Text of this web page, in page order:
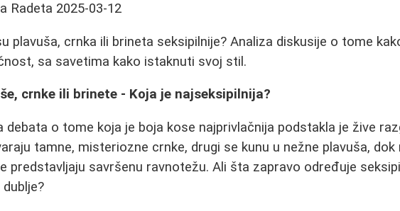
Radeta 2025-03-12
plavuša, crnka ili brineta seksipilnije? Analiza diskusije o tome
sa savetima kako istaknuti svoj stil.
crnke ili brinete - Koja je najseksipilnija?
debata o tome koja je boja kose najprivlačnija podstakla je žive
tamne, misteriozne crnke, drugi se kunu u nežne plavuša,
predstavljaju savršenu ravnotežu. Ali šta zapravo određuje